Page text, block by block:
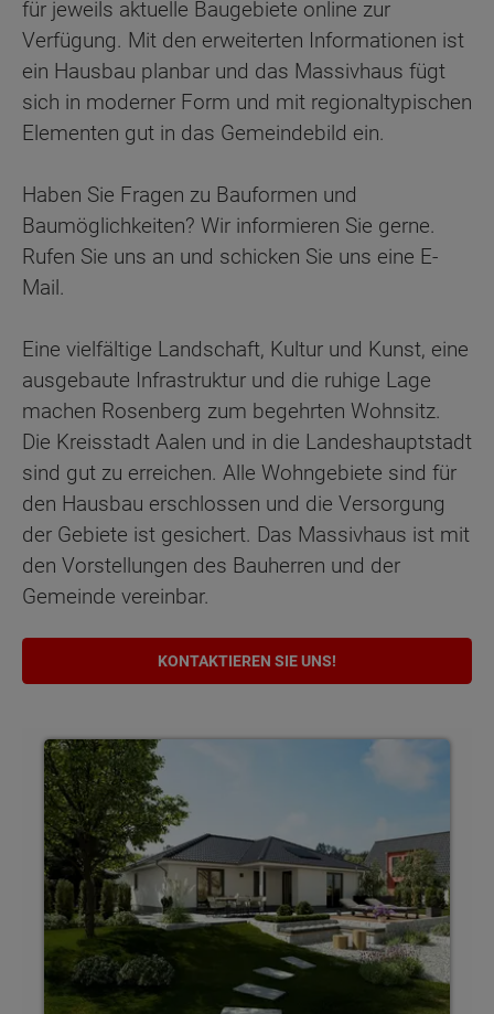
für jeweils aktuelle Baugebiete online zur
Verfügung. Mit den erweiterten Informationen ist
ein Hausbau planbar und das Massivhaus fügt
sich in moderner Form und mit regionaltypischen
Elementen gut in das Gemeindebild ein.
Haben Sie Fragen zu Bauformen und
Baumöglichkeiten? Wir informieren Sie gerne.
Rufen Sie uns an und schicken Sie uns eine E-
Mail.
Eine vielfältige Landschaft, Kultur und Kunst, eine
ausgebaute Infrastruktur und die ruhige Lage
machen Rosenberg zum begehrten Wohnsitz.
Die Kreisstadt Aalen und in die Landeshauptstadt
sind gut zu erreichen. Alle Wohngebiete sind für
den Hausbau erschlossen und die Versorgung
der Gebiete ist gesichert. Das Massivhaus ist mit
den Vorstellungen des Bauherren und der
Gemeinde vereinbar.
KONTAKTIEREN SIE UNS!
Bungalows